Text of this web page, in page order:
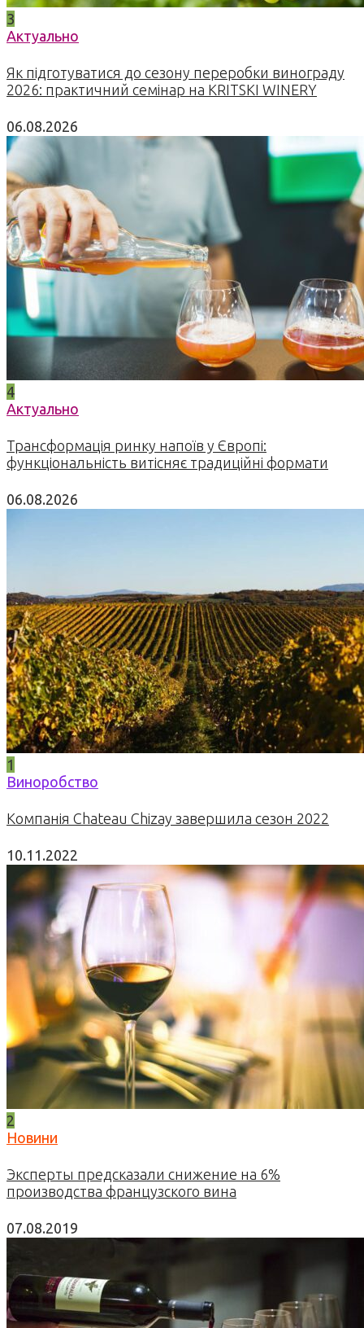
3
Актуально
Як підготуватися до сезону переробки винограду
2026: практичний семінар на KRITSKI WINERY
06.08.2026
4
Актуально
Трансформація ринку напоїв у Європі:
функціональність витісняє традиційні формати
06.08.2026
1
Виноробство
Компанія Chateau Chizay завершила сезон 2022
10.11.2022
2
Новини
Эксперты предсказали снижение на 6%
производства французского вина
07.08.2019